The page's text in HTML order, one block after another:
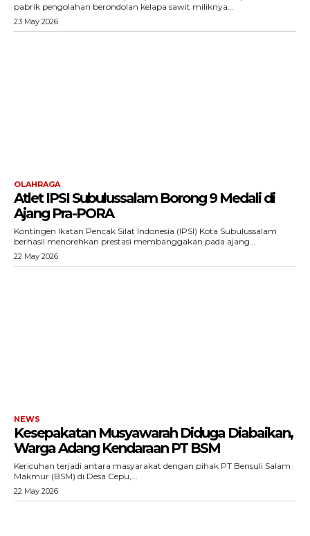
Opini
Olahraga
Ekonomi
Teknologi
Hubungi Kami
Aset
Indeks Artikel
pabrik pengolahan berondolan kelapa sawit miliknya...
23 May 2026
OLAHRAGA
Atlet IPSI Subulussalam Borong 9 Medali di
Ajang Pra-PORA
Kontingen Ikatan Pencak Silat Indonesia (IPSI) Kota Subulussalam
berhasil menorehkan prestasi membanggakan pada ajang...
22 May 2026
NEWS
Kesepakatan Musyawarah Diduga Diabaikan,
Warga Adang Kendaraan PT BSM
Kericuhan terjadi antara masyarakat dengan pihak PT Bensuli Salam
Makmur (BSM) di Desa Cepu,...
22 May 2026